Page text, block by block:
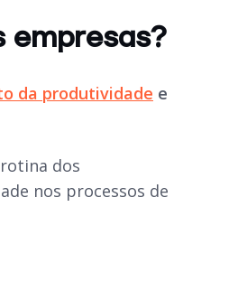
empresas?
da produtividade e
dos
nos processos de